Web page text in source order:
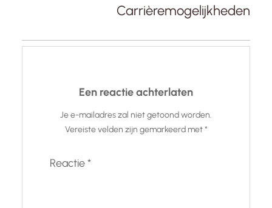
Carrièremogelijkheden
Een reactie achterlaten
Je e-mailadres zal niet getoond worden.
Vereiste velden zijn gemarkeerd met*
Reactie*